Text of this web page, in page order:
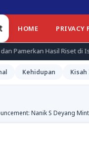
HOME PRIVACY
Riset di Istana
Kehidupan
Nanik S Deyang